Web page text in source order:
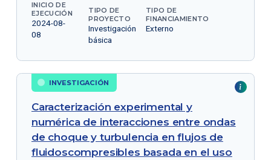
INICIO DE
EJECUCIÓN
2024-08-
08
TIPO DE
PROYECTO
Investigación
básica
TIPO DE
FINANCIAMIENTO
Externo
INVESTIGACIÓN
Caracterización experimental y
numérica de interacciones entre ondas
de choque y turbulencia en flujos de
fluidoscompresibles basada en el uso